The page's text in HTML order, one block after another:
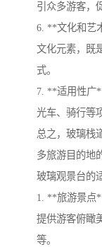
引众多游客，
6. **文化和艺
文化元素，既
式。
7. **适用性广
光车、骑行等
总之，玻璃栈
多旅游目的地
玻璃观景台的
1. **旅游景点
提供游客俯瞰
等。